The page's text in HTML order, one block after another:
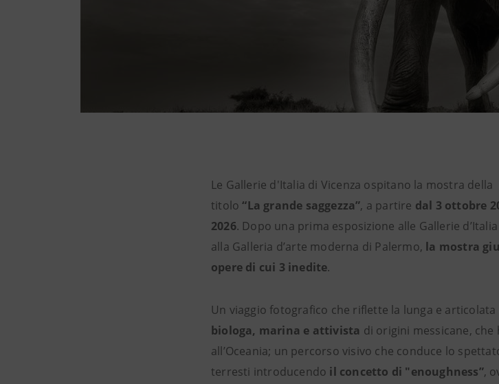
Le Gallerie d'Italia di Vicenza ospitano la mostra della
titolo“La grande saggezza”, a partire dal 3 ottobre
2026. Dopo una prima esposizione alle Gallerie
alla Galleria d’arte moderna di Palermo, la mostra
opere di cui 3 inedite.
Un viaggio fotografico che riflette la lunga e articolata
biologa, marina e attivista di origini messicane, che
all’Oceania; un percorso visivo che conduce lo
terresti introducendo il concetto di "enoughness”,